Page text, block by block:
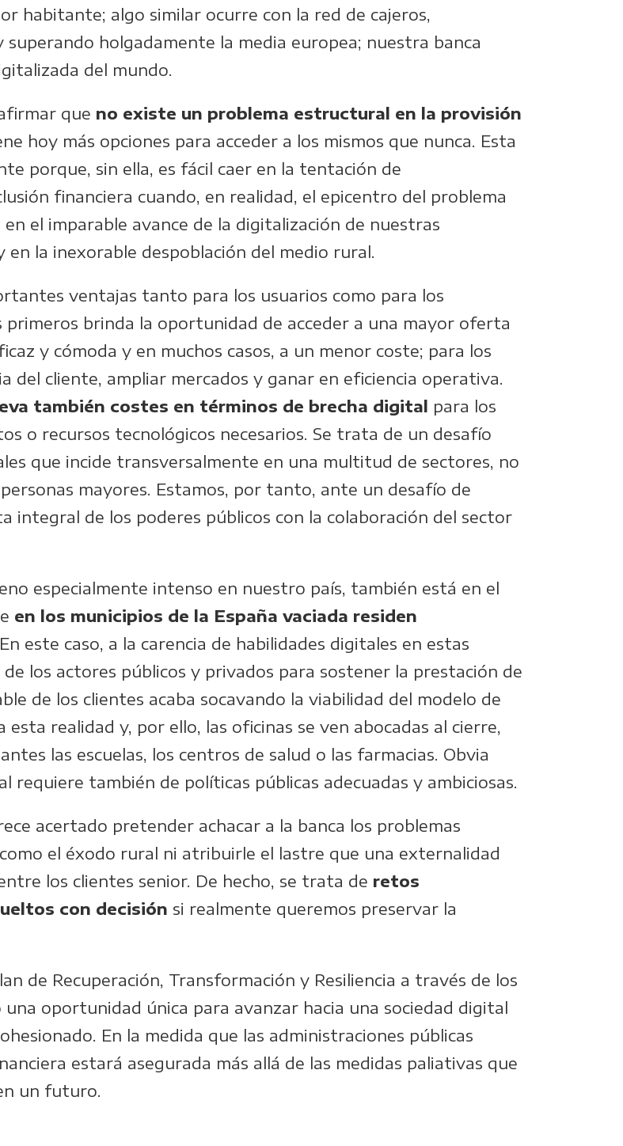
habitante; algo similar ocurre con la red de cajeros,
holgadamente la media europea; nuestra banca
del mundo.
que no existe un problema estructural en la provisión
hoy más opciones para acceder a los mismos que nunca. Esta
porque, sin ella, es fácil caer en la tentación de
financiera cuando, en realidad, el epicentro del problema
el imparable avance de la digitalización de nuestras
en la inexorable despoblación del medio rural.
ventajas tanto para los usuarios como para los
primeros brinda la oportunidad de acceder a una mayor oferta
y cómoda y en muchos casos, a un menor coste; para los
del cliente, ampliar mercados y ganar en eficiencia operativa.
también costes en términos de brecha digital para los
o recursos tecnológicos necesarios. Se trata de un desafío
que incide transversalmente en una multitud de sectores, no
mayores. Estamos, por tanto, ante un desafío de
integral de los poderes públicos con la colaboración del sector
especialmente intenso en nuestro país, también está en el
en los municipios de la España vaciada residen
este caso, a la carencia de habilidades digitales en estas
los actores públicos y privados para sostener la prestación de
de los clientes acaba socavando la viabilidad del modelo de
esta realidad y, por ello, las oficinas se ven abocadas al cierre,
las escuelas, los centros de salud o las farmacias. Obvia
requiere también de políticas públicas adecuadas y ambiciosas.
acertado pretender achacar a la banca los problemas
el éxodo rural ni atribuirle el lastre que una externalidad
los clientes senior. De hecho, se trata de retos
con decisión si realmente queremos preservar la
de Recuperación, Transformación y Resiliencia a través de los
oportunidad única para avanzar hacia una sociedad digital
En la medida que las administraciones públicas
estará asegurada más allá de las medidas paliativas que
un futuro.